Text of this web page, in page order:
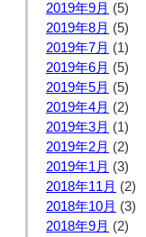
2019年9月 (5)
2019年8月 (5)
2019年7月 (1)
2019年6月 (5)
2019年5月 (5)
2019年4月 (2)
2019年3月 (1)
2019年2月 (2)
2019年1月 (3)
2018年11月 (2)
2018年10月 (3)
2018年9月 (2)